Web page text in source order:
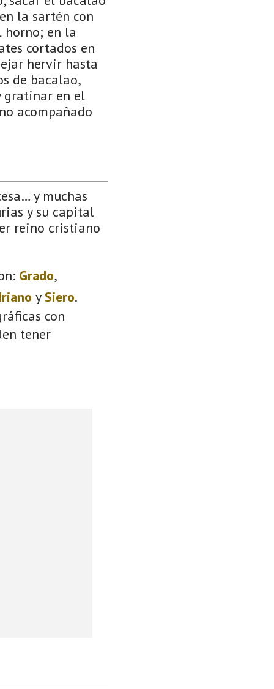
la sartén con
horno; en la
cortados en
hervir hasta
de bacalao,
gratinar en el
acompañado
y muchas
y su capital
reino cristiano
Grado,
ySiero.
con
tener